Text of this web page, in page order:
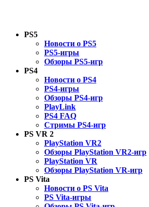
PS5
Новости о PS5
PS5-игры
Обзоры PS5-игр
PS4
Новости о PS4
PS4-игры
Обзоры PS4-игр
PlayLink
PS4 FAQ
Стримы PS4-игр
PS VR 2
PlayStation VR2
Обзоры PlayStation VR2-игр
PlayStation VR
Обзоры PlayStation VR-игр
PS Vita
Новости о PS Vita
PS Vita-игры